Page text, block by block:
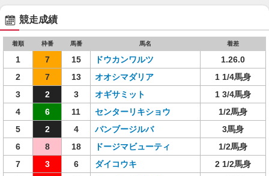
競走成績
着順 枠番 馬番 馬名 着差
1 7 15 ドウカンワルツ
1.26.0
2
7 13 オオシマダリア
1 1/4馬身
3
2 3 オギサミット
1 3/4馬身
4
6 11 センターリキショウ
1/2馬身
5
2 4 バンブージルバ
3馬身
6
8 18 ドージマビューティ
1/2馬身
7
3 6 ダイコウキ
2 1/2馬身